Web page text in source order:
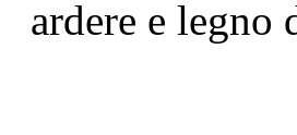
ardere e legno